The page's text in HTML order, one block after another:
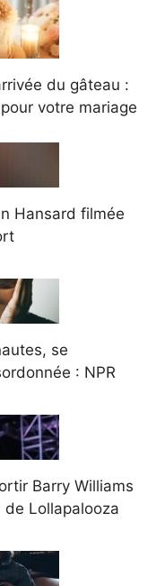
du gâteau :
votre mariage
Hansard filmée
se
: NPR
Barry Williams
Lollapalooza